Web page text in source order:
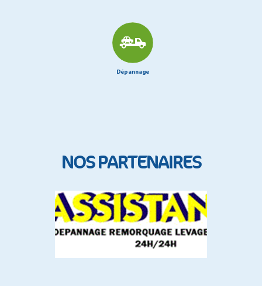
Dépannage
NOS PARTENAIRES